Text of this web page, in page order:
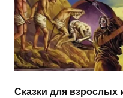
Сказки для взрослых